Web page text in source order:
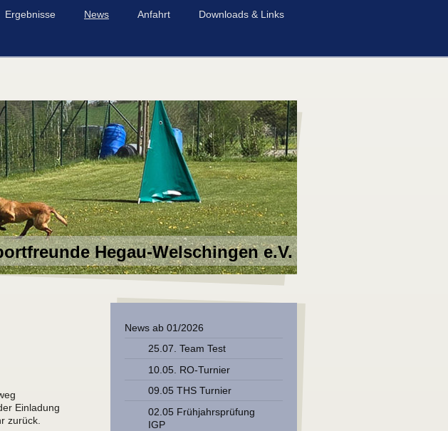
Ergebnisse News Anfahrt Downloads & Links
Hegau-Welschingen e.V.
Einladung
zurück.
News ab 01/2026
25.07. Team Test
10.05. RO-Turnier
09.05 THS Turnier
02.05 Frühjahrsprüfung
IGP